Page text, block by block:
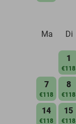
Ma
Di
1
€118
7
€118
8
€118
14
€118
15
€118